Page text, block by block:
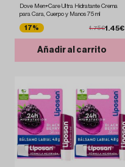
Dove Men+Care Ultra Hidratante Crema
para Cara, Cuerpo y Manos 75 ml
17% 1.75€1.45€
Añadir al carrito